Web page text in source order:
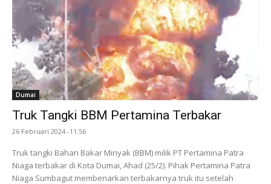
Dumai
Truk Tangki BBM Pertamina Terbakar
26 Februari 2024 -11:56
Truk tangki Bahan Bakar Minyak (BBM) milik PT Pertamina Patra
Niaga terbakar di Kota Dumai, Ahad (25/2). Pihak Pertamina Patra
Niaga Sumbagut membenarkan terbakarnya truk itu setelah